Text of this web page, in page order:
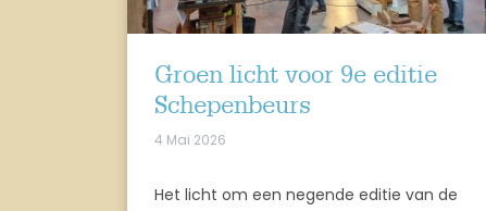
Groen licht voor 9e editie
Schepenbeurs
4 Mai 2026
Het licht om een negende editie van de